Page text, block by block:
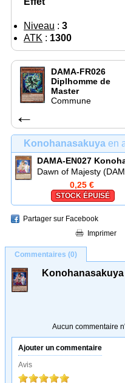
Niveau : 3
ATK : 1300
DAMA-FR026
Diplhomme de
Master
Commune
←
Konohanasakuya en
DAMA-EN027
Dawn of Majesty
0,25 €
STOCK ÉPUISÉ
Partager sur Facebook
Imprimer
Commentaires (0)
Konohanasakuya
Aucun commentaire
Ajouter un commentaire
Avis